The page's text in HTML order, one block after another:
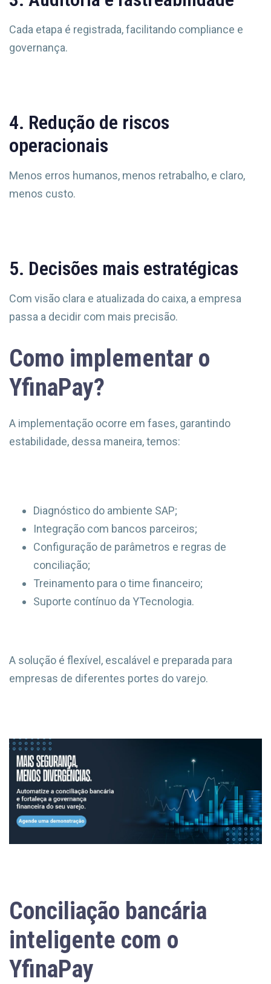
Cada etapa é registrada, facilitando compliance e
governança.
4. Redução de riscos
operacionais
Menos erros humanos, menos retrabalho, e claro,
menos custo.
5. Decisões mais estratégicas
Com visão clara e atualizada do caixa, a empresa
passa a decidir com mais precisão.
Como implementar o
YfinaPay?
A implementação ocorre em fases, garantindo
estabilidade, dessa maneira, temos:
Diagnóstico do ambiente SAP;
Integração com bancos parceiros;
Configuração de parâmetros e regras de
conciliação;
Treinamento para o time financeiro;
Suporte contínuo da YTecnologia.
A solução é flexível, escalável e preparada para
empresas de diferentes portes do varejo.
Conciliação bancária
inteligente com o
YfinaPay